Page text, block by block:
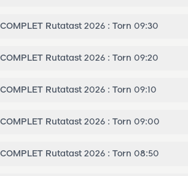
Rutatast 2026 : Torn 09:30
Rutatast 2026 : Torn 09:20
Rutatast 2026 : Torn 09:10
Rutatast 2026 : Torn 09:00
Rutatast 2026 : Torn 08:50